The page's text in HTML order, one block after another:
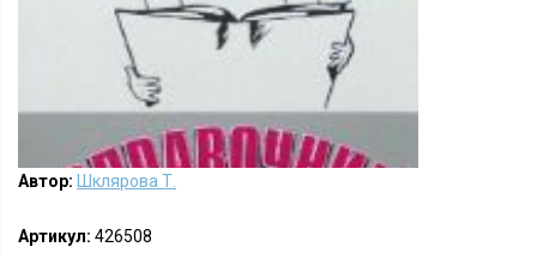
Автор: Шклярова Т.
Артикул: 426508